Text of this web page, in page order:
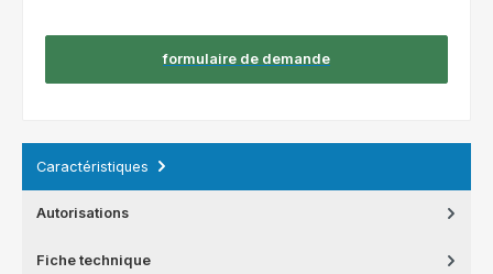
formulaire de demande
Caractéristiques
Autorisations
Fiche technique